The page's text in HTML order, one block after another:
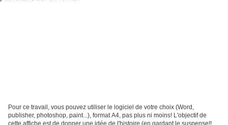
Pour ce travail, vous pouvez utiliser le logiciel de votre choix (Word,
publisher, photoshop, paint...), format A4, pas plus ni moins! L'objectif de
cette affiche est de donner une idée de l'histoire (en gardant le suspense!!...),